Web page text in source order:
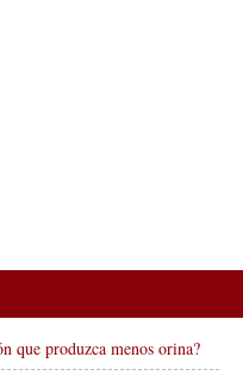
que produzca menos orina?